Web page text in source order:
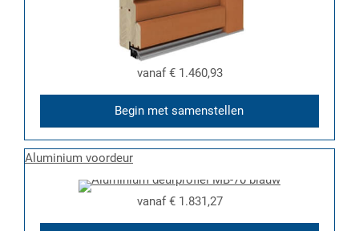
vanaf € 1.460,93
Begin met samenstellen
Aluminium voordeur
vanaf € 1.831,27